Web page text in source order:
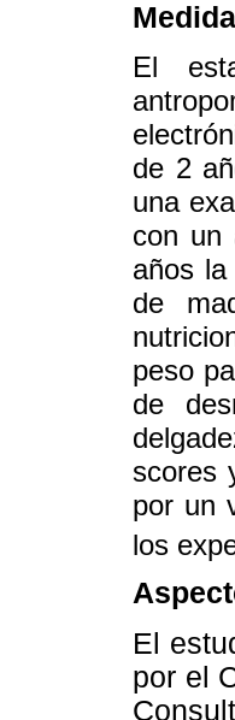
El
de 2
una
con un
años
de
peso
de
scores
por un
los
El
por el